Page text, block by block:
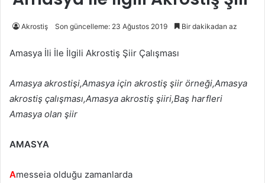
Akrostiş Son güncelleme: 23 Ağustos 2019 Bir dakikadan az
Amasya İli İle İlgili Akrostiş Şiir Çalışması
Amasya akrostişi,Amasya için akrostiş şiir örneği,Amasya
akrostiş çalışması,Amasya akrostiş şiiri,Baş harfleri
Amasya olan şiir
AMASYA
Amesseia olduğu zamanlarda